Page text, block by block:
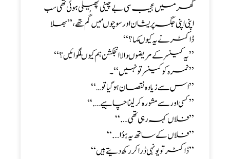
گھر میں عجیب سی بے چینی پھیلی ہوئی تھی سب
اپنی اپنی جگہ پریشان اور سوچوںمیں گُم تھے ، ’’ بھلا
ڈاکٹر نے یہ کیوںکہا ؟‘‘
’’ یہ کینسر کے مریضوںوالا انجکشن ہم کیوںلگوائیں ؟‘‘
’’ نمرہ کوکینسر تو نہیں‘‘۔
’’ اس سے زیادہ نقصان ہو گیا تو…‘‘
’’ کسی اورسے مشورہ کر لینا چاہیے….‘‘
’’فلاں کہہ رہی تھی….‘‘
’’فلاں کےساتھ یہ ہؤا ….‘‘
’’ ڈاکٹر تو یونہی ڈرا کررکھ دیتے ہیں‘‘